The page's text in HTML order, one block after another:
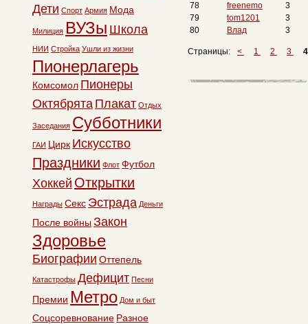
78
freenemo
3
79
tom1201
3
80
Влад 3
Страницы: < 1 2 3 4
Дети Спорт Армия Мода
Милиция ВУЗы Школа
НИИ Стройка Ушли из жизни
Пионерлагерь
Комсомол Пионеры
Октябрята Плакат Отдых
Заседания Субботники
ГАИ Цирк Искусство
Праздники Флот Футбол
Хоккей Открытки
Награды Секс Эстрада Деньги
После войны Закон
Здоровье
Биографии Оттепель
Катастрофы Дефицит Песни
Премии Метро Дом и быт
Соцсоревнование Разное